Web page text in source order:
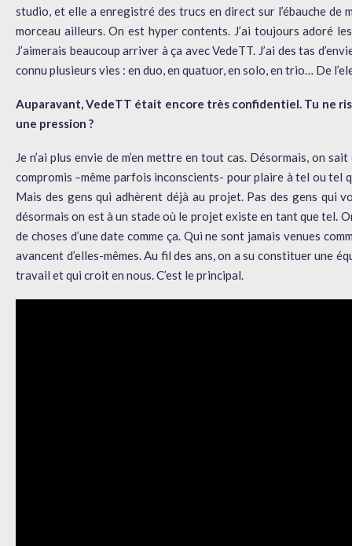
studio, et elle a enregistré des trucs en direct sur l’ébauche
morceau ailleurs. On est hyper contents. J’ai toujours adoré
J’aimerais beaucoup arriver à ça avec VedeTT. J’ai des tas
connu plusieurs vies : en duo, en quatuor, en solo, en trio… De
Auparavant, VedeTT était encore très confidentiel. Tu ne
une pression ?
Je n’ai plus envie de m’en mettre en tout cas. Désormais, on
compromis –même parfois inconscients- pour plaire à tel ou tel
Mais des gens qui adhèrent déjà au projet. Pas des gens qui
désormais on est à un stade où le projet existe en tant que tel.
de choses d’une date comme ça. Qui ne sont jamais venues
avancent d’elles-mêmes. Au fil des ans, on a su constituer une
travail et qui croit en nous. C’est le principal.